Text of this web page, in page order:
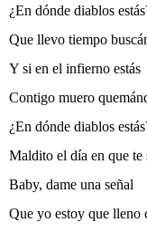
¿En dónde diablos
Que llevo tiempo
Y si en el infierno estás
Contigo muero
¿En dónde diablos
Maldito el día en que te
Baby, dame una señal
Que yo estoy que lleno